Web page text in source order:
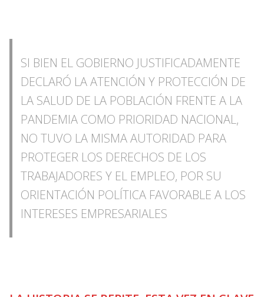
SI BIEN EL GOBIERNO JUSTIFICADAMENTE
DECLARÓ LA ATENCIÓN Y PROTECCIÓN DE
LA SALUD DE LA POBLACIÓN FRENTE A LA
PANDEMIA COMO PRIORIDAD NACIONAL,
NO TUVO LA MISMA AUTORIDAD PARA
PROTEGER LOS DERECHOS DE LOS
TRABAJADORES Y EL EMPLEO, POR SU
ORIENTACIÓN POLÍTICA FAVORABLE A LOS
INTERESES EMPRESARIALES